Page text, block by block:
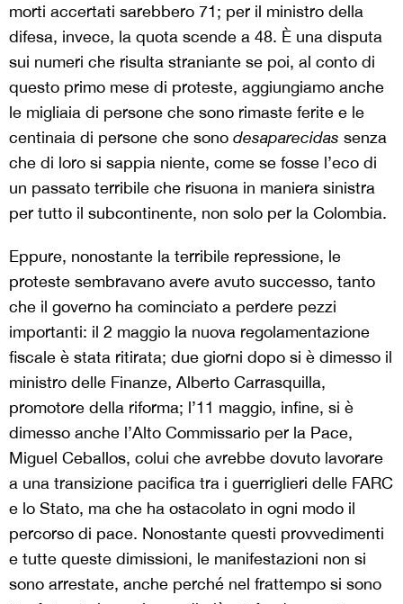
morti accertati sarebbero 71; per il ministro della
difesa, invece, la quota scende a 48. È una disputa
sui numeri che risulta straniante se poi, al conto di
questo primo mese di proteste, aggiungiamo anche
le migliaia di persone che sono rimaste ferite e le
centinaia di persone che sono desaparecidas senza
che di loro si sappia niente, come se fosse l’eco di
un passato terribile che risuona in maniera sinistra
per tutto il subcontinente, non solo per la Colombia.
Eppure, nonostante la terribile repressione, le
proteste sembravano avere avuto successo, tanto
che il governo ha cominciato a perdere pezzi
importanti: il 2 maggio la nuova regolamentazione
fiscale è stata ritirata; due giorni dopo si è dimesso il
ministro delle Finanze, Alberto Carrasquilla,
promotore della riforma; l’11 maggio, infine, si è
dimesso anche l’Alto Commissario per la Pace,
Miguel Ceballos, colui che avrebbe dovuto lavorare
a una transizione pacifica tra i guerriglieri delle FARC
e lo Stato, ma che ha ostacolato in ogni modo il
percorso di pace. Nonostante questi provvedimenti
e tutte queste dimissioni, le manifestazioni non si
sono arrestate, anche perché nel frattempo si sono